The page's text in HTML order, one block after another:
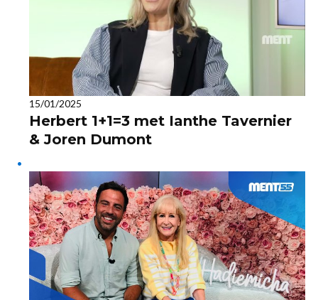
15/01/2025
Herbert 1+1=3 met Ianthe Tavernier
& Joren Dumont